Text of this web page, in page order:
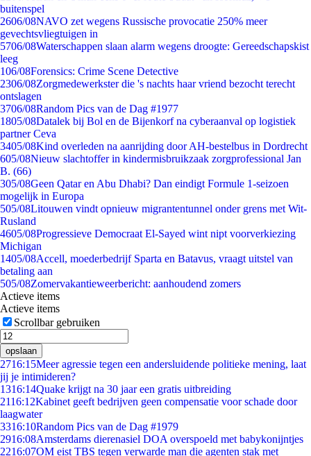
buitenspel
2606/08NAVO zet wegens Russische provocatie 250% meer
gevechtsvliegtuigen in
5706/08Waterschappen slaan alarm wegens droogte: Gereedschapskist
leeg
106/08Forensics: Crime Scene Detective
2306/08Zorgmedewerkster die 's nachts haar vriend bezocht terecht
ontslagen
3706/08Random Pics van de Dag #1977
1805/08Datalek bij Bol en de Bijenkorf na cyberaanval op logistiek
partner Ceva
3405/08Kind overleden na aanrijding door AH-bestelbus in Dordrecht
605/08Nieuw slachtoffer in kindermisbruikzaak zorgprofessional Jan
B. (66)
305/08Geen Qatar en Abu Dhabi? Dan eindigt Formule 1-seizoen
mogelijk in Europa
505/08Litouwen vindt opnieuw migrantentunnel onder grens met Wit-
Rusland
4605/08Progressieve Democraat El-Sayed wint nipt voorverkiezing
Michigan
1405/08Accell, moederbedrijf Sparta en Batavus, vraagt uitstel van
betaling aan
505/08Zomervakantieweerbericht: aanhoudend zomers
Actieve items
Actieve items
Scrollbar gebruiken
opslaan
2716:15Meer agressie tegen een andersluidende politieke mening, laat
jij je intimideren?
1316:14Quake krijgt na 30 jaar een gratis uitbreiding
2116:12Kabinet geeft bedrijven geen compensatie voor schade door
laagwater
3316:10Random Pics van de Dag #1979
2916:08Amsterdams dierenasiel DOA overspoeld met babykonijntjes
2216:07OM eist TBS tegen verwarde man die agenten stak met